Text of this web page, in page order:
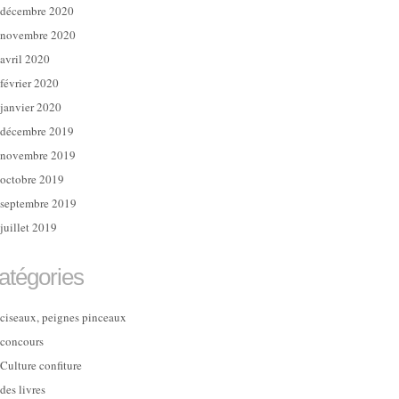
décembre 2020
novembre 2020
avril 2020
février 2020
janvier 2020
décembre 2019
novembre 2019
octobre 2019
septembre 2019
juillet 2019
ciseaux, peignes pinceaux
concours
Culture confiture
des livres